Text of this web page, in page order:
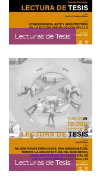
Lecturas de Tesis
Lecturas de Tesis